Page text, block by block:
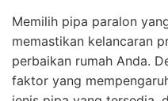
Memilih pipa paralon
memastikan kelancaran
perbaikan rumah Anda.
faktor yang